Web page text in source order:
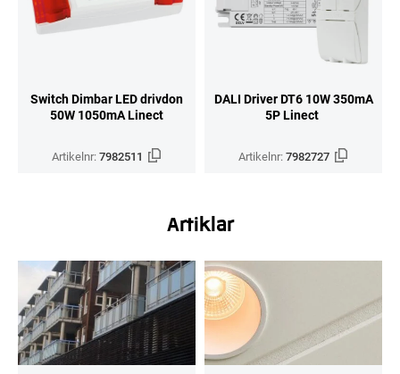
Switch Dimbar LED drivdon
50W 1050mA Linect
Artikelnr:7982511
DALI Driver DT6 10W 350mA
5P Linect
Artikelnr:7982727
Artiklar